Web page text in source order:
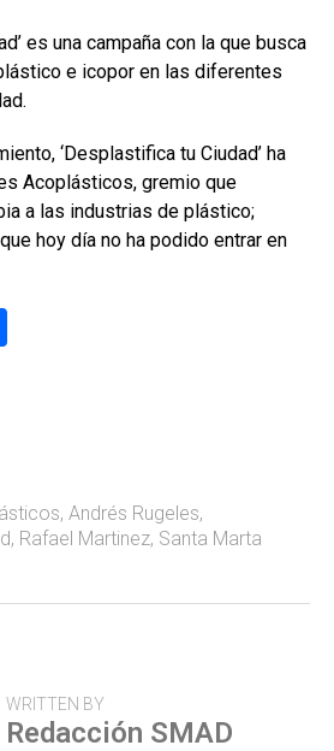
es una campaña con la que busca
e icopor en las diferentes
‘Desplastifica tu Ciudad’ ha
Acoplásticos, gremio que
a las industrias de plástico;
hoy día no ha podido entrar en
tir
, Andrés Rugeles,
, Rafael Martinez, Santa Marta
WRITTEN BY
Redacción SMAD